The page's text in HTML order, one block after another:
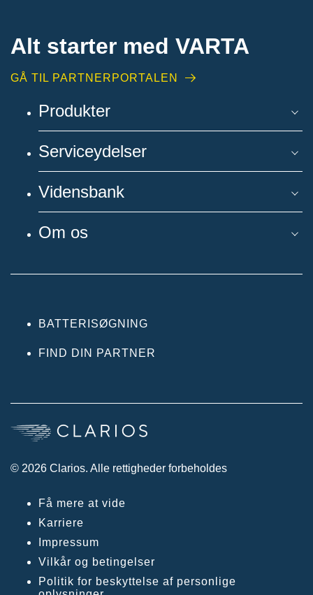
Alt starter med VARTA​
GÅ TIL PARTNERPORTALEN
Produkter
Serviceydelser
Vidensbank
Om os
BATTERISØGNING
FIND DIN PARTNER
© 2026 Clarios. Alle rettigheder forbeholdes
Få mere at vide
Karriere
Impressum
Vilkår og betingelser
Politik for beskyttelse af personlige